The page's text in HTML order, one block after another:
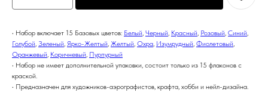
• Набор включает 15 Базовых цветов: Белый, Черный, Красный, Розовый, Синий,
Голубой, Зеленый, Ярко-Желтый, Желтый, Охра, Изумрудный, Фиолетовый,
Оранжевый, Коричневый, Пурпурный
• Набор не имеет дополнительной упаковки, состоит только из 15 флаконов с
краской.
• Предназначен для художников-аэрографистов, крафта, хобби и нейл-дизайна.